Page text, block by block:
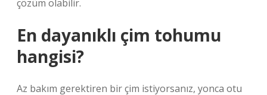
çözüm olabilir.
En dayanıklı çim tohumu
hangisi?
Az bakım gerektiren bir çim istiyorsanız, yonca otu